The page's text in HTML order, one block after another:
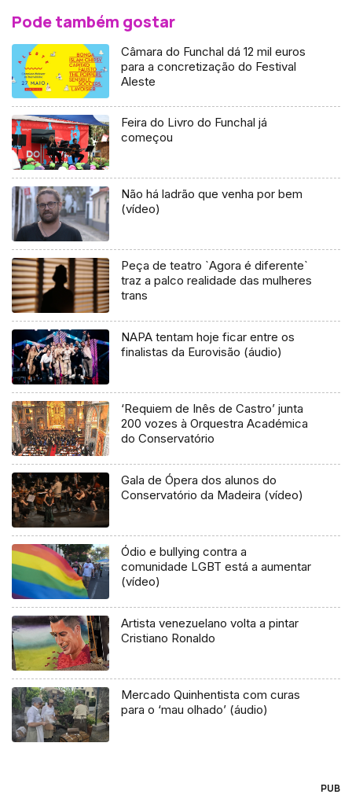
Pode também gostar
Câmara do Funchal dá 12 mil euros
para a concretização do Festival
Aleste
Feira do Livro do Funchal já
começou
Não há ladrão que venha por bem
(vídeo)
Peça de teatro `Agora é diferente`
traz a palco realidade das mulheres
trans
NAPA tentam hoje ficar entre os
finalistas da Eurovisão (áudio)
‘Requiem de Inês de Castro’ junta
200 vozes à Orquestra Académica
do Conservatório
Gala de Ópera dos alunos do
Conservatório da Madeira (vídeo)
Ódio e bullying contra a
comunidade LGBT está a aumentar
(vídeo)
Artista venezuelano volta a pintar
Cristiano Ronaldo
Mercado Quinhentista com curas
para o ‘mau olhado’ (áudio)
PUB